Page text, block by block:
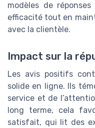
modèles de
efficacité tout en
avec la clientèle.
Impact sur la
Les avis positifs
solide en ligne. Ils
service et de
long terme, cela
satisfait, qui lit des